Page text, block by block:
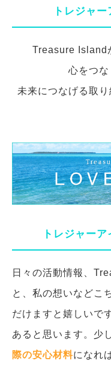
トレジャ
Treasure Island
心をつ
未来につなげる取
トレジャー
日々の活動情報、
と、私の想いなどこ
だけますと嬉しいで
あると思います。少
際の安心材料になれ